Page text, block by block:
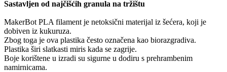
Sastavljen od najčišćih granula na tržištu
MakerBot PLA filament je netoksični materijal iz šećera, koji je
dobiven iz kukuruza.
Zbog toga je ova plastika često označena kao biorazgradiva.
Plastika širi slatkasti miris kada se zagrije.
Boje korištene u izradi su sigurne u dodiru s prehrambenim
namirnicama.